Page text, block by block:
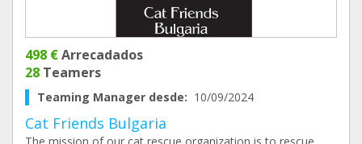
498 €Arrecadados
28 Teamers
Teaming Manager desde: 10/09/2024
Cat Friends Bulgaria